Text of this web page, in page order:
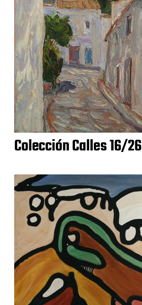
Colección Calles 16/26